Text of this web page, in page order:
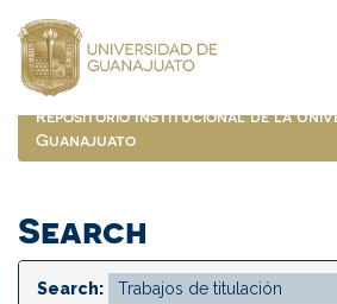
navigation
Repositorio Institucional de la
Guanajuato
Search
Search: